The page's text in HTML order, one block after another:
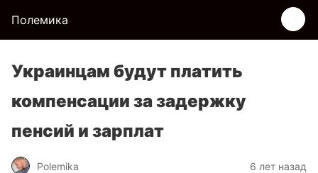
Полемика
Украинцам будут платить
компенсации за задержку
пенсий и зарплат
Polemika 6 лет назад